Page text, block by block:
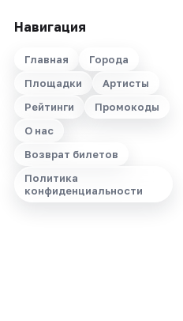
Навигация
Главная
Города
Площадки
Артисты
Рейтинги
Промокоды
О нас
Возврат билетов
Политика
конфиденциальности